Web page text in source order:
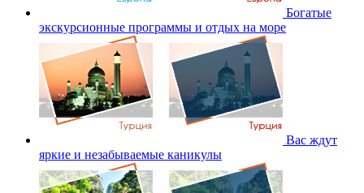
Богатые
экскурсионные программы и отдых на море
Вас ждут
яркие и незабываемые каникулы